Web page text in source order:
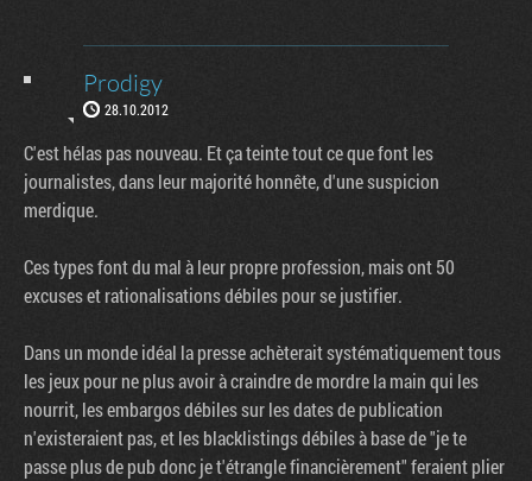
Prodigy
28.10.2012
C'est hélas pas nouveau. Et ça teinte tout ce que font les
journalistes, dans leur majorité honnête, d'une suspicion
merdique.
Ces types font du mal à leur propre profession, mais ont 50
excuses et rationalisations débiles pour se justifier.
Dans un monde idéal la presse achèterait systématiquement tous
les jeux pour ne plus avoir à craindre de mordre la main qui les
nourrit, les embargos débiles sur les dates de publication
n'existeraient pas, et les blacklistings débiles à base de "je te
passe plus de pub donc je t'étrangle financièrement" feraient plier